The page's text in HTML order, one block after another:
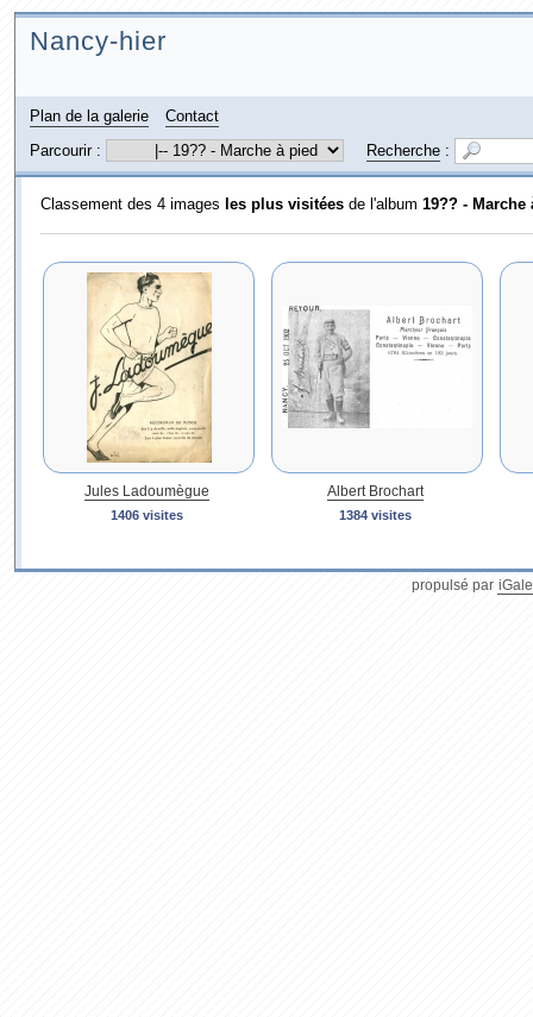
Nancy-hier
Plan de la galerie
Contact
Parcourir :
Recherche:
Classement des 4 images les plus visitéesde l'album 19?? - Marche
Jules Ladoumègue
1406 visites
Albert Brochart
1384 visites
propulsé par